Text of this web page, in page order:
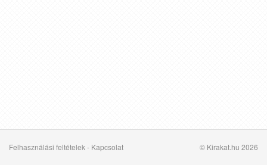
Felhasználási feltételek- Kapcsolat © Kirakat.hu 2026